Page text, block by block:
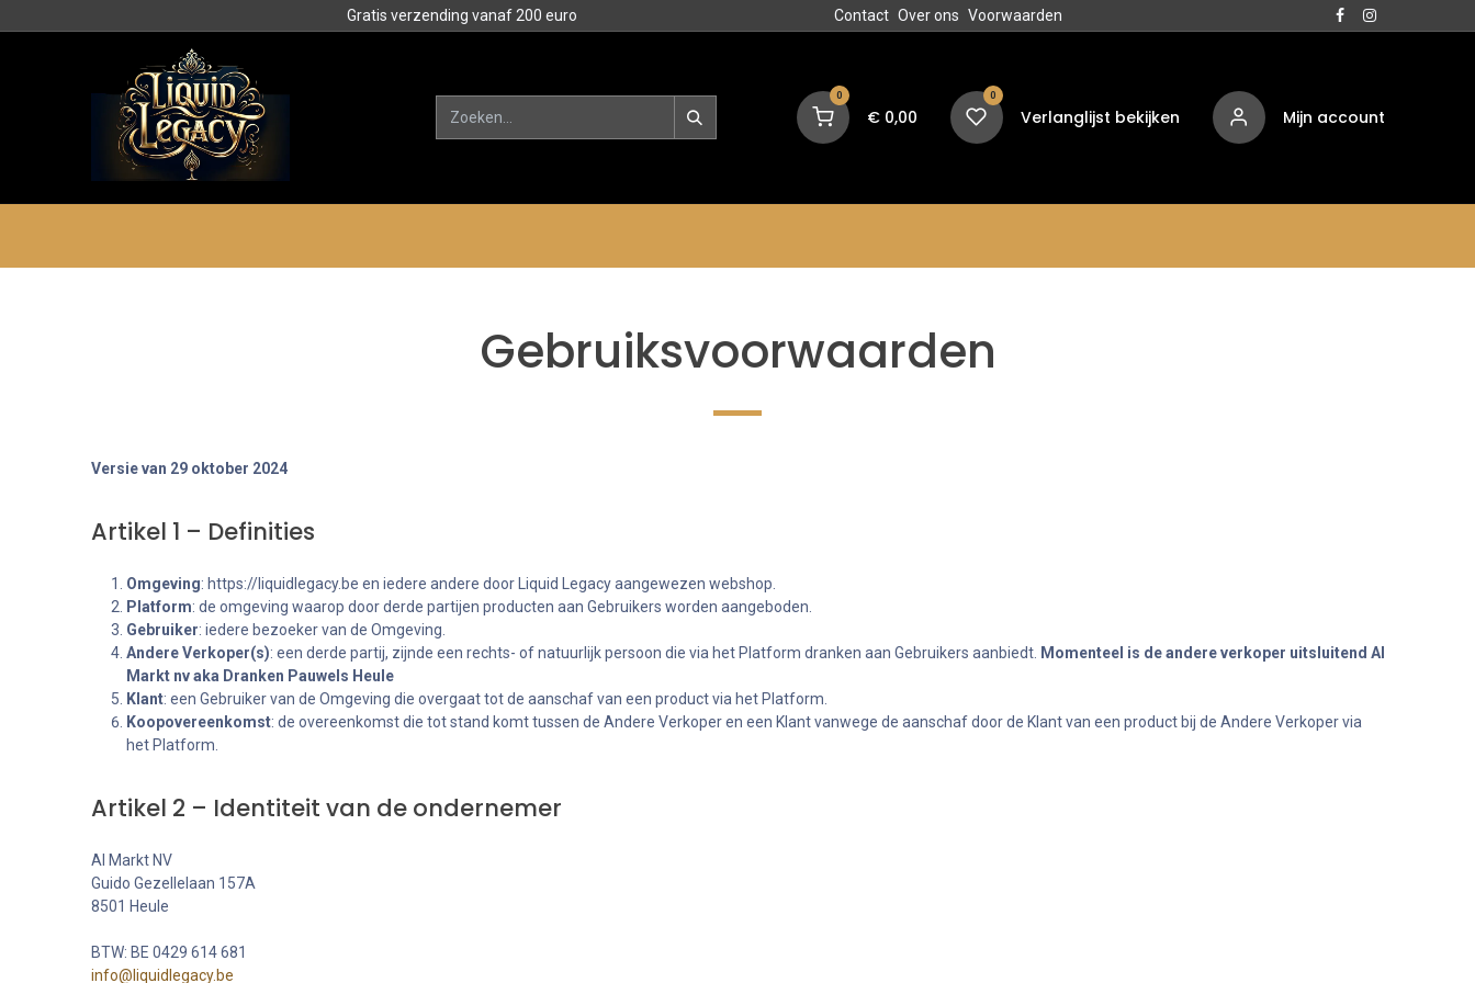
Gratis verzending vanaf 200 euro Contact Over ons Voorwaarden
0
€ 0,00
0
Verlanglijst bekijken Mijn account
Gebruiksvoorwaarden
Versie van 29 oktober 2024
Artikel 1 – Definities
Omgeving: https://liquidlegacy.be en iedere andere door Liquid Legacy aangewezen webshop.
Platform: de omgeving waarop door derde partijen producten aan Gebruikers worden aangeboden.
Gebruiker: iedere bezoeker van de Omgeving.
Andere Verkoper(s): een derde partij, zijnde een rechts- of natuurlijk persoon die via het Platform dranken aan Gebruikers aanbiedt. Momenteel is de andere verkoper uitsluitend Al
Markt nv aka Dranken Pauwels Heule
Klant: een Gebruiker van de Omgeving die overgaat tot de aanschaf van een product via het Platform.
Koopovereenkomst: de overeenkomst die tot stand komt tussen de Andere Verkoper en een Klant vanwege de aanschaf door de Klant van een product bij de Andere Verkoper via
het Platform.
Artikel 2 – Identiteit van de ondernemer
Al Markt NV
Guido Gezellelaan 157A
8501 Heule
BTW: BE 0429 614 681
info@liquidlegacy.be